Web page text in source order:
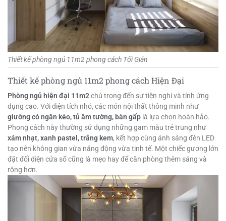
Thiết kế phòng ngủ 11m2 phong cách Tối Giản
Thiết kế phòng ngủ 11m2 phong cách Hiện Đại
Phòng ngủ hiện đại 11m2chú trọng đến sự tiện nghi và tính ứng
dụng cao. Với diện tích nhỏ, các món nội thất thông minh như
giường có ngăn kéo, tủ âm tường, bàn gấp là lựa chọn hoàn hảo.
Phong cách này thường sử dụng những gam màu trẻ trung như
xám nhạt, xanh pastel, trắng kem, kết hợp cùng ánh sáng đèn LED
tạo nên không gian vừa năng động vừa tinh tế. Một chiếc gương lớn
đặt đối diện cửa sổ cũng là mẹo hay để căn phòng thêm sáng và
rộng hơn.